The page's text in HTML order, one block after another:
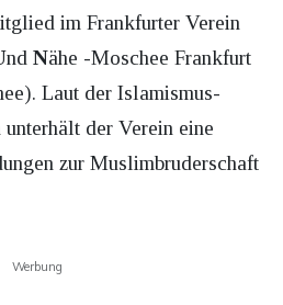
im Frankfurter Verein
nd Nähe -Moschee Frankfurt
Laut der Islamismus-
der Verein eine
zur Muslimbruderschaft
Werbung